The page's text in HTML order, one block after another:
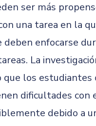
ser más
una tarea en la
deben enfocarse
La
que los estudiantes
dificultades con
debido a